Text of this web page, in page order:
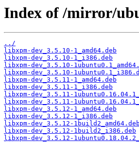
Index of /mirror/
../
libxpm-dev_3.5.10-1_amd64.deb
libxpm-dev_3.5.10-1_i386.deb
libxpm-dev_3.5.10-
libxpm-dev_3.5.10-
libxpm-dev_3.5.11-1_amd64.deb
libxpm-dev_3.5.11-1_i386.deb
libxpm-dev_3.5.11-
libxpm-dev_3.5.11-
libxpm-dev_3.5.12-1_amd64.deb
libxpm-dev_3.5.12-1_i386.deb
libxpm-dev_3.5.12-1build2_amd64.deb
libxpm-dev_3.5.12-1build2_i386.deb
libxpm-dev_3.5.12-